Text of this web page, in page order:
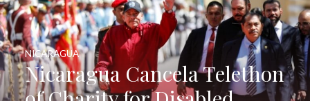
Nicaragua Cancela Telethon
NICARAGUA